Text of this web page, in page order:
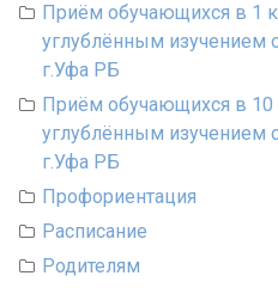
Приём обучающихся в 1
углублённым изучением
г.Уфа РБ
Приём обучающихся в
углублённым изучением
г.Уфа РБ
Профориентация
Расписание
Родителям